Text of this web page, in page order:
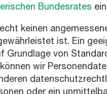
Bundesrates
keinen
ist. Ein
Grundlage von
wir
oder ein